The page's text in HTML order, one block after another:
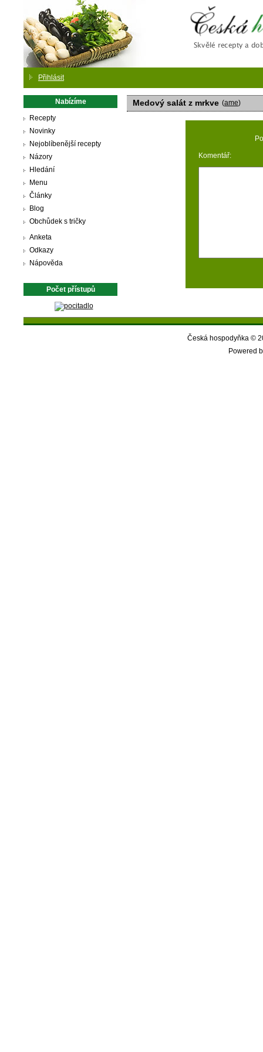
Přihlásit
Nabízíme
Recepty
Novinky
Nejoblíbenější recepty
Názory
Hledání
Menu
Články
Blog
Obchůdek s tričky
Anketa
Odkazy
Nápověda
Počet přístupů
Medový salát z mrkve (ame)
Komentář:
Česká hospodyňka ©
Powered